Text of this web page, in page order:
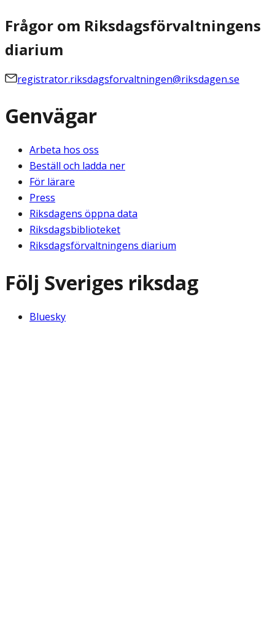
Frågor om Riksdagsförvaltningens
diarium
registrator.riksdagsforvaltningen@riksdagen.se
Genvägar
Arbeta hos oss
Beställ och ladda ner
För lärare
Press
Riksdagens öppna data
Riksdagsbiblioteket
Riksdagsförvaltningens diarium
Följ Sveriges riksdag
Bluesky